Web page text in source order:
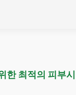
한 최적의 피부